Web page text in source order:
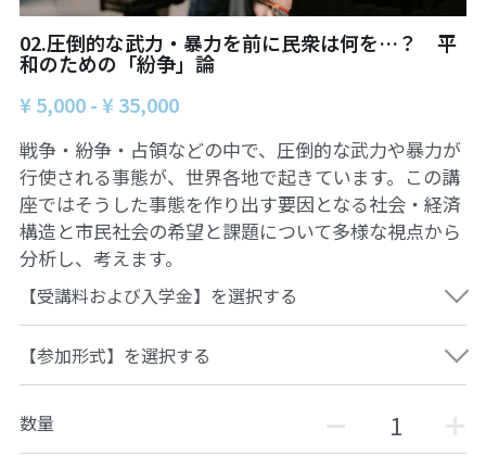
02.圧倒的な武力・暴力を前に民衆は何を…？ 平
和のための「紛争」論
¥ 5,000 - ¥ 35,000
戦争・紛争・占領などの中で、圧倒的な武力や暴力が
行使される事態が、世界各地で起きています。この講
座ではそうした事態を作り出す要因となる社会・経済
構造と市民社会の希望と課題について多様な視点から
分析し、考えます。
【受講料および入学金】を選択する
【参加形式】を選択する
数量
【越境】05市民による社会調査力アップ入門講
座
【越境】06 韓国：「文化民主主義」の根っこを
学ぶ
【越境】07アイヌ語の基礎を学びながら知里真
志保の仕事をとらえなおす
【越境】08ラテンアメリカ先住民の言語と文化
を学ぶ
自然栽培2026
01テック・ジャスティス